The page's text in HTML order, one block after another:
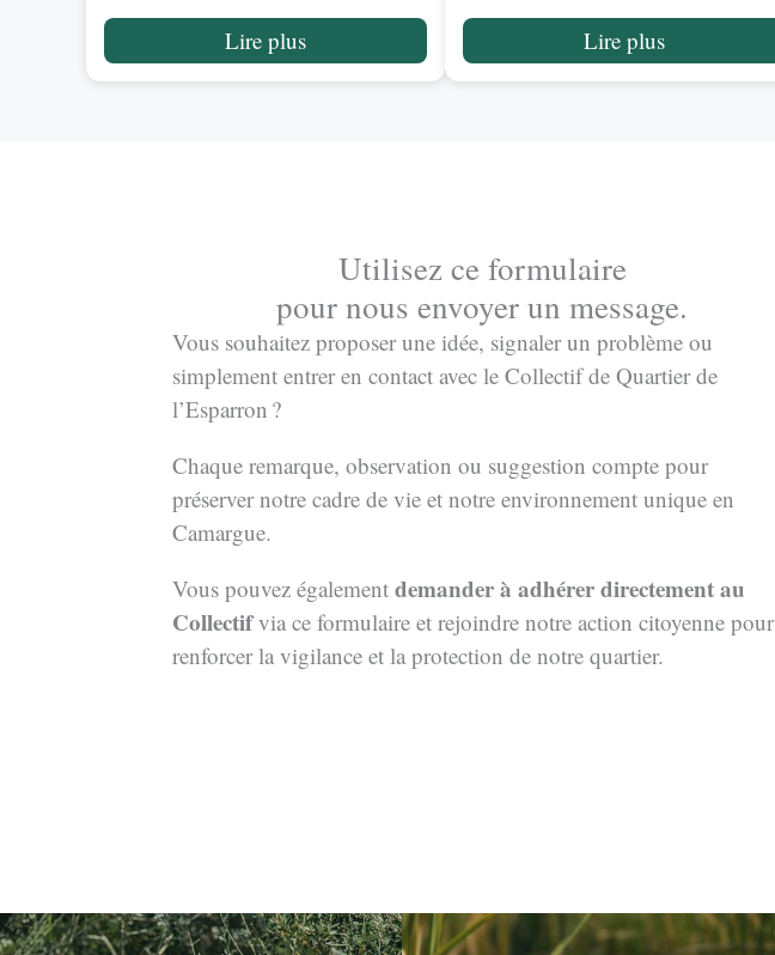
Lire plus Lire plus
Utilisez ce formulaire
pour nous envoyer un message.
Vous souhaitez proposer une idée, signaler un problème ou
simplement entrer en contact avec le Collectif de Quartier de
l’Esparron ?
Chaque remarque, observation ou suggestion compte pour
préserver notre cadre de vie et notre environnement unique en
Camargue.
Vous pouvez égalementdemander à adhérer directement au
Collectifvia ce formulaire et rejoindre notre action citoyenne pour
renforcer la vigilance et la protection de notre quartier.